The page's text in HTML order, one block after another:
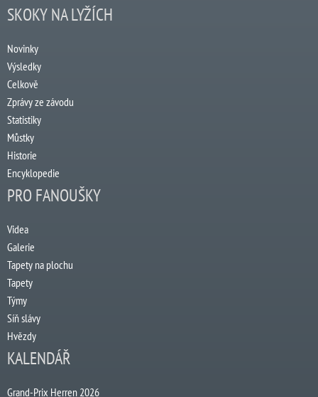
SKOKY NA LYŽÍCH
Novinky
Výsledky
Celkově
Zprávy ze závodu
Statistiky
Můstky
Historie
Encyklopedie
PRO FANOUŠKY
Videa
Galerie
Tapety na plochu
Tapety
Týmy
Síň slávy
Hvězdy
KALENDÁŘ
Grand-Prix Herren 2026